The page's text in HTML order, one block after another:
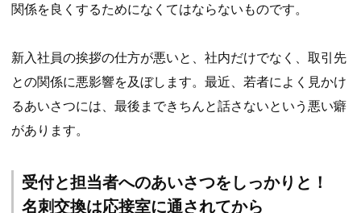
関係を良くするためになくてはならないものです。
新入社員の挨拶の仕方が悪いと、社内だけでなく、取引先
との関係に悪影響を及ぼします。最近、若者によく見かけ
るあいさつには、最後まできちんと話さないという悪い癖
があります。
受付と担当者へのあいさつをしっかりと！
名刺交換は応接室に通されてから